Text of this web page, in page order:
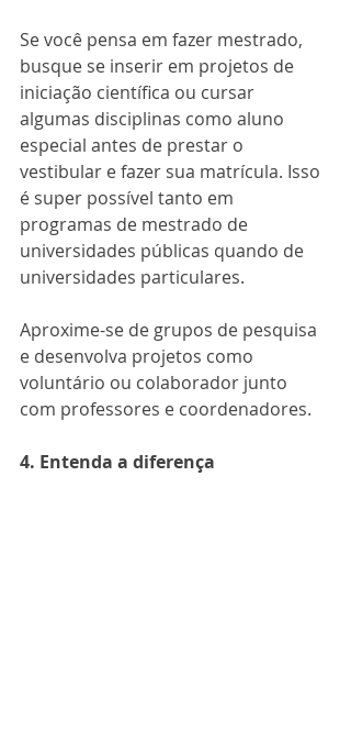
Se você pensa em fazer mestrado,
busque se inserir em projetos de
iniciação científica ou cursar
algumas disciplinas como aluno
especial antes de prestar o
vestibular e fazer sua matrícula. Isso
é super possível tanto em
programas de mestrado de
universidades públicas quando de
universidades particulares.
Aproxime-se de grupos de pesquisa
e desenvolva projetos como
voluntário ou colaborador junto
com professores e coordenadores.
4. Entenda a diferença